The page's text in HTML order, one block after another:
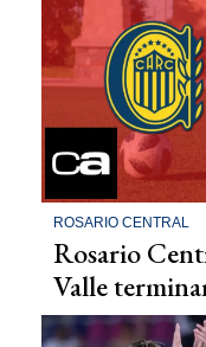
ROSARIO CENTRAL
Rosario
Valle